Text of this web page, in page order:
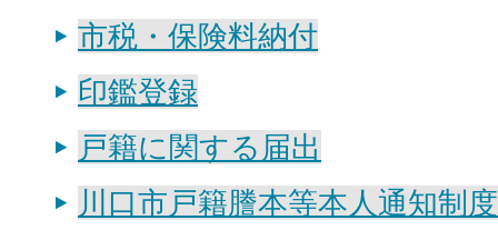
市税・保険料納付
印鑑登録
戸籍に関する届出
川口市戸籍謄本等本人通知制